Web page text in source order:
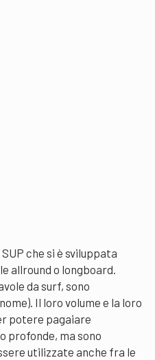
che si è sviluppata
allround o longboard.
da surf, sono
Il loro volume e la loro
potere pagaiare
profonde, ma sono
utilizzate anche fra le